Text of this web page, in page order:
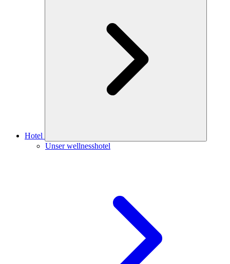
Hotel
Unser wellnesshotel